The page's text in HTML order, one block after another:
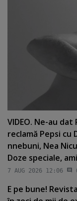
VIDEO. Ne-au
reclamă Pepsi cu
nnebuni, Nea
Doze speciale,
7 AUG 2026 12:06
E pe bune!